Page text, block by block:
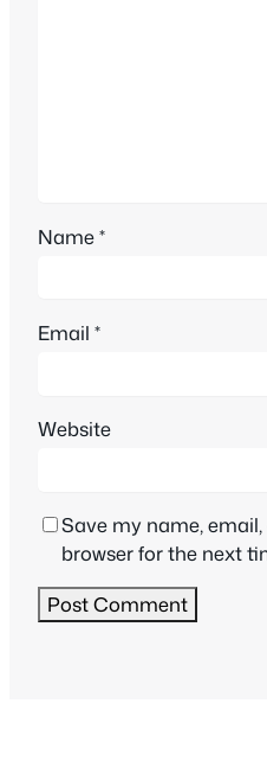
Name*
Email *
Website
Save my name,
browser for the next